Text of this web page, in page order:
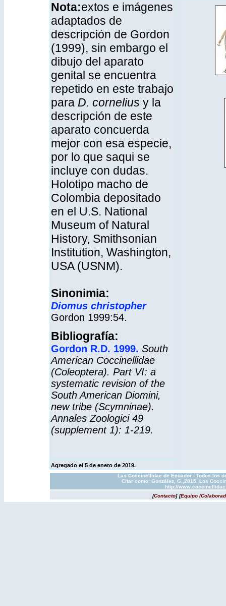
Nota:extos e imágenes
adaptados de
descripción de Gordon
(1999), sin embargo el
dibujo del aparato
genital se encuentra
repetido en este trabajo
para D. cornelius y la
descripción de este
aparato concuerda
mejor con esa especie,
por lo que saqui se
incluye con dudas.
Holotipo macho de
Colombia depositado
en el U.S. National
Museum of Natural
History, Smithsonian
Institution, Washington,
USA (USNM).
Sinonimia:
Diomus christopher
Gordon 1999:54.
Bibliografía:
Gordon R.D. 1999. South
American Coccinellidae
(Coleoptera). Part VI: a
systematic revision of the
South American Diomini,
new tribe (Scymninae).
Annales Zoologici 49
(supplement 1): 1-219.
Agregado el 5 de enero de 2019.
Las Coccinellidae de Ecuador - Todos los
Citar como: González, G.,2015. Los
http://
[Contacto] [Equipo